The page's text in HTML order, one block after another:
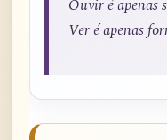
Ouvir é apenas
Ver é apenas